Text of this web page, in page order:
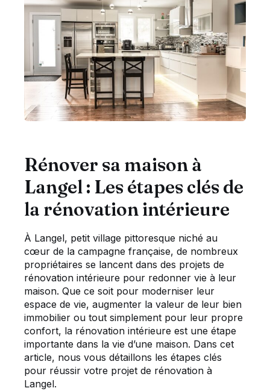
Rénover sa maison à
Langel : Les étapes clés de
la rénovation intérieure
À Langel, petit village pittoresque niché au
cœur de la campagne française, de nombreux
propriétaires se lancent dans des projets de
rénovation intérieure pour redonner vie à leur
maison. Que ce soit pour moderniser leur
espace de vie, augmenter la valeur de leur bien
immobilier ou tout simplement pour leur propre
confort, la rénovation intérieure est une étape
importante dans la vie d’une maison. Dans cet
article, nous vous détaillons les étapes clés
pour réussir votre projet de rénovation à
Langel.